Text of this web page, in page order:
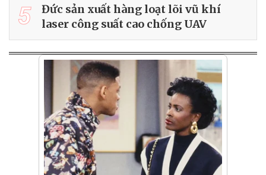
5
Đức sản xuất hàng loạt lõi vũ khí
laser công suất cao chống UAV